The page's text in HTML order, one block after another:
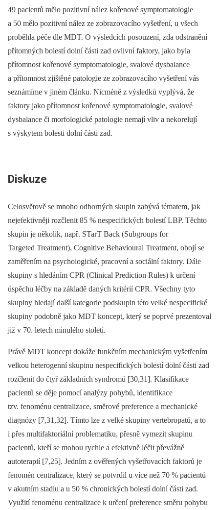
49 pacientů mělo pozitivní nález kořenové symptomatologie
a 50 mělo pozitivní nález ze zobrazovacího vyšetření, u všech
proběhla péče dle MDT. O výsledcích posouzení, zda odstranění
přítomných bolestí dolní části zad ovlivní faktory, jako byla
přítomnost kořenové symptomatologie, svalové dysbalance
a přítomnost zjištěné patologie ze zobrazovacího vyšetření vás
seznámíme v jiném článku. Nicméně z výsledků vyplývá, že
faktory jako přítomnost kořenové symptomatologie, svalové
dysbalance či morfologické patologie nemají vliv a nekorelují
s výskytem bolesti dolní části zad.
Diskuze
Celosvětově se mnoho odborných skupin zabývá tématem, jak
nejefektivněji rozčlenit 85 % nespecifických bolestí LBP. Těchto
skupin je několik, např. STarT Back (Subgroups for
Targeted Treatment), Cognitive Behavioural Treatment, obojí se
zaměřením na psychologické, pracovní a sociální faktory. Dále
skupiny s hledáním CPR (Clinical Prediction Rules) k určení
úspěchu léčby na základě daných kritérií CPR. Všechny tyto
skupiny hledají další kategorie podskupin této velké nespecifické
skupiny podobně jako MDT koncept, který se poprvé prezentoval
již v 70. letech minulého století.
Právě MDT koncept dokáže funkčním mechanickým vyšetřením
velkou heterogen­ní skupinu nespecifických bolestí dolní části zad
rozčlenit do čtyř základních syndromů [30,31]. Klasifikace
pacientů se děje pomocí analýzy pohybů, identifikace
tzv. fenoménu centralizace, směrové preference a mechanické
diagnózy [7,31,32]. Tímto lze z velké skupiny vertebropatů, a to
i přes multifaktoriální problematiku, přesně vymezit skupinu
pacientů, kteří se mohou rychle a efektivně léčit převážně
autoterapií [7,25]. Jedním z ověřených vyšetřovacích faktorů je
fenomén centralizace, který se potvrdil u více než 70 % pacientů
v akutním stadiu a u 50 % chronických bolestí dolní části zad.
Využití fenoménu centralizace k určení preference směru pohybu